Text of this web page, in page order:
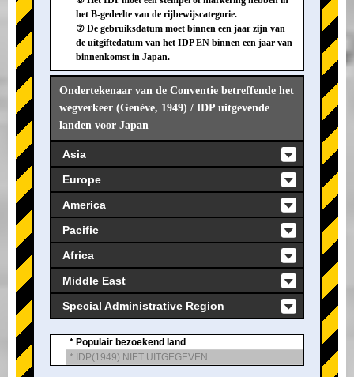
het B-gedeelte van de rijbewijscategorie.
⑦ De gebruiksdatum moet binnen een jaar zijn van
de uitgiftedatum van het IDP EN binnen een jaar van
binnenkomst in Japan.
Ondertekenaar van de Conventie betreffende het
wegverkeer (Genève, 1949) / IDP uitgevende
landen voor Japan
Asia
Europe
America
Pacific
Africa
Middle East
Special Administrative Region
* Populair bezoekend land
* IDP(1949) NIET UITGEGEVEN